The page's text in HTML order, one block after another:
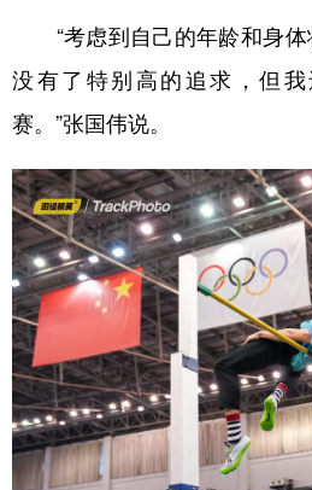
Русский язык
Deutsch Português
“考虑到自己的年龄和身体
没有了特别高的追求，但
赛。”张国伟说。